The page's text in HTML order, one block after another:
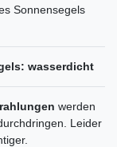
Sonnensegels
wasserdicht
werden
Leider